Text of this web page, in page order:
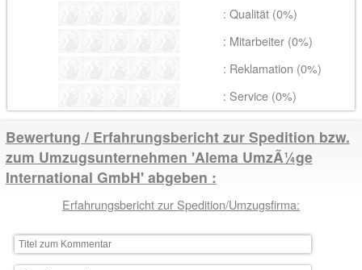
: Qualität (0%)
: Mitarbeiter (0%)
: Reklamation (0%)
: Service (0%)
Bewertung / Erfahrungsbericht zur Spedition bzw.
zum Umzugsunternehmen 'Alema UmzÃ¼ge
International GmbH' abgeben
Erfahrungsbericht zur Spedition/Umzugsfirma: